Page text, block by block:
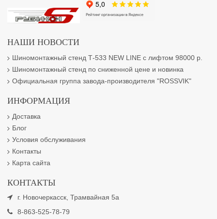
НАШИ НОВОСТИ
Шиномонтажный стенд Т-533 NEW LINE с лифтом 98000 р.
Шиномонтажный стенд по сниженной цене и новинка
Официальная группа завода-производителя "ROSSVIK"
ИНФОРМАЦИЯ
Доставка
Блог
Условия обслуживания
Контакты
Карта сайта
КОНТАКТЫ
г. Новочеркасск, Трамвайная 5а
8-863-525-78-79